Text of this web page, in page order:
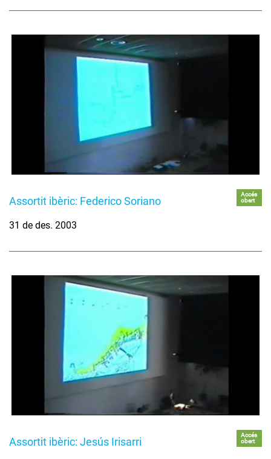
Assortit ibèric: Federico Soriano
Accés
obert
31 de des. 2003
Assortit ibèric: Jesús Irisarri
Accés
obert